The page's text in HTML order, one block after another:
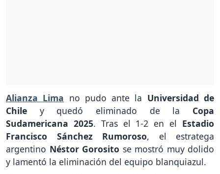
Alianza Lima no pudo ante la Universidad de
Chile y quedó eliminado de la Copa
Sudamericana 2025. Tras el 1-2 en el Estadio
Francisco Sánchez Rumoroso, el estratega
argentino Néstor Gorosito se mostró muy dolido
y lamentó la eliminación del equipo blanquiazul.